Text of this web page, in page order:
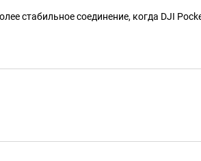
стабильное соединение, когда DJI